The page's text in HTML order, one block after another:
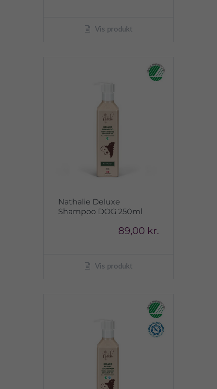
Vis produkt
Nathalie Deluxe
Shampoo DOG 250ml
89,00 kr.
Vis produkt